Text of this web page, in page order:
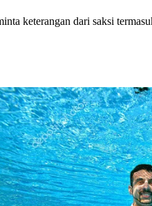
keterangan dari saksi